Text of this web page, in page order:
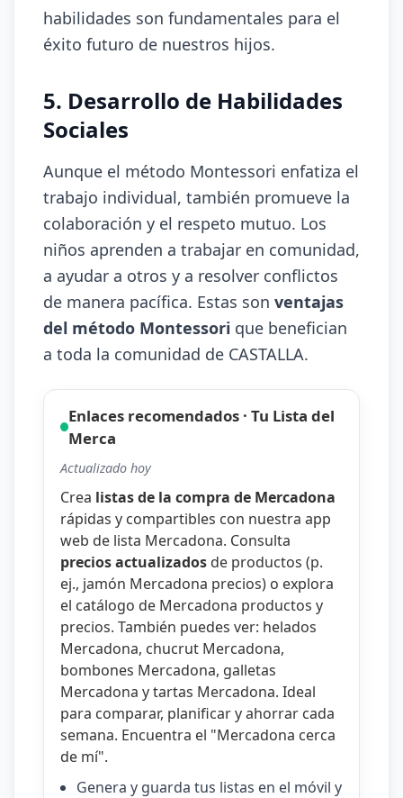
habilidades son fundamentales para el
éxito futuro de nuestros hijos.
5. Desarrollo de Habilidades
Sociales
Aunque el método Montessori enfatiza el
trabajo individual, también promueve la
colaboración y el respeto mutuo. Los
niños aprenden a trabajar en comunidad,
a ayudar a otros y a resolver conflictos
de manera pacífica. Estas son ventajas
del método Montessori que benefician
a toda la comunidad de CASTALLA.
Enlaces recomendados · Tu Lista del
Merca
Actualizado hoy
Crea listas de la compra de Mercadona
rápidas y compartibles con nuestra app
web de lista Mercadona. Consulta
precios actualizados de productos (p.
ej., jamón Mercadona precios) o explora
el catálogo de Mercadona productos y
precios. También puedes ver: helados
Mercadona, chucrut Mercadona,
bombones Mercadona, galletas
Mercadona ytartas Mercadona. Ideal
para comparar, planificar y ahorrar cada
semana. Encuentra el "Mercadona cerca
de mí".
Genera y guarda tus listas en el móvil y